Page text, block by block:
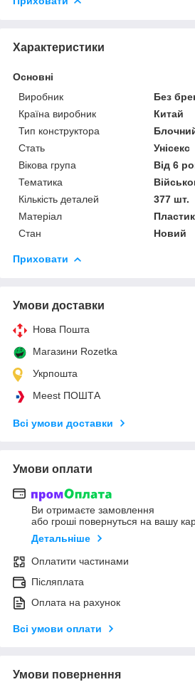
Характеристики
Основні
Виробник
Без
Країна виробник
Китай
Тип конструктора
Стать
Унісекс
Вікова група
Від 6
Тематика
Кількість деталей
377 шт.
Матеріал
Пластик
Стан
Новий
Приховати
Умови доставки
Нова Пошта
Магазини Rozetka
Укрпошта
Meest ПОШТА
Всі умови доставки
Умови оплати
Ви отримаєте замовлення
або гроші повернуться на вашу
Детальніше
Оплатити частинами
Післяплата
Оплата на рахунок
Всі умови оплати
Умови повернення